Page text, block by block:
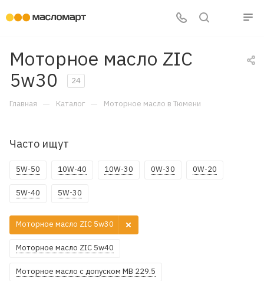
Моторное масло ZIC
5w30
24
Главная — Каталог — Моторное масло в Тюмени
Часто ищут
5W-50 10W-40 10W-30 0W-30 0W-20
5W-40 5W-30
Моторное масло ZIC 5w40
Моторное масло ZIC 5w30
Моторное масло с допуском MB 229.5